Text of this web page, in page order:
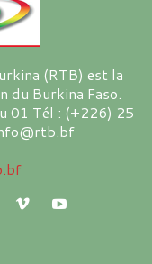
(RTB) est la
du Burkina Faso.
01 Tél : (+226) 25